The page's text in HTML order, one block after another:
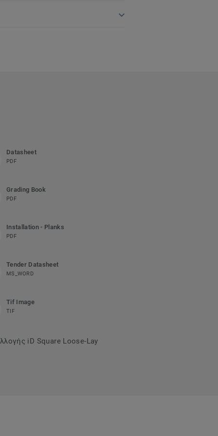
Datasheet
PDF
Grading Book
PDF
Installation - Planks
PDF
Tender Datasheet
MS_WORD
Tif Image
TIF
iD Square Loose-Lay